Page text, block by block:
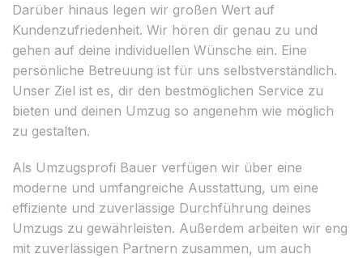
Darüber hinaus legen wir großen Wert auf
Kundenzufriedenheit. Wir hören dir genau zu und
gehen auf deine individuellen Wünsche ein. Eine
persönliche Betreuung ist für uns selbstverständlich.
Unser Ziel ist es, dir den bestmöglichen Service zu
bieten und deinen Umzug so angenehm wie möglich
zu gestalten.
Als Umzugsprofi Bauer verfügen wir über eine
moderne und umfangreiche Ausstattung, um eine
effiziente und zuverlässige Durchführung deines
Umzugs zu gewährleisten. Außerdem arbeiten wir eng
mit zuverlässigen Partnern zusammen, um auch